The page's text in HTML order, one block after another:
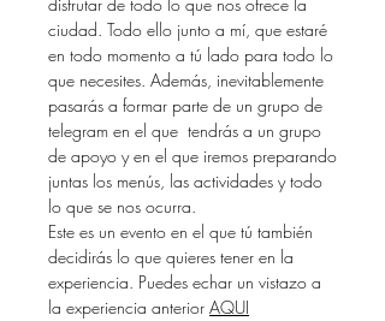
disfrutar de todo lo que nos ofrece la
ciudad. Todo ello junto a mí, que estaré
en todo momento a tú lado para todo lo
que necesites. Además, inevitablemente
pasarás a formar parte de un grupo de
telegram en el que tendrás a un grupo
de apoyo y en el que iremos preparando
juntas los menús, las actividades y todo
lo que se nos ocurra.
Este es un evento en el que tú también
decidirás lo que quieres tener en la
experiencia. Puedes echar un vistazo a
la experiencia anterior AQUI